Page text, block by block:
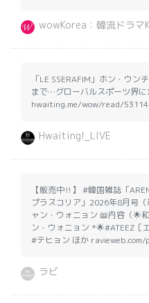
wowKorea：韓流ドラマ
「LE SSERAFIM」ホン・ウ
まで…グローバルスポーツ界に
hwaiting.me/wow/read/
Hwaiting!_LIVE
【販売中‼】 #韓国雑誌「
プラスコリア」2026年8月号
ャン・ウォニョン 📖内容（🌟
ン・ウォニョン *🌟#ATEEZ
#テヒョン ほか
ラビ